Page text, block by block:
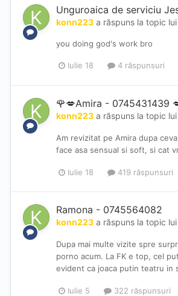
Unguroaica de serviciu
konn223 a răspuns la topic lui
you doing god's work bro
Iulie 18 4 răspunsuri
🌹💋Amira - 0745431439
konn223 a răspuns la topic lui
Am revizitat pe Amira dupa
face asa sensual si soft, si cat
Iulie 18 419 răspunsuri
Ramona - ‪0745564082‬
konn223 a răspuns la topic lui
Dupa mai multe vizite spre
porno acum. La FK e top, cel
evident ca joaca putin teatru in
Iulie 5 322 răspunsuri